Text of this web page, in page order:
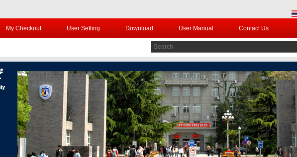
My Checkout User Setting Download User Manual Contact Us
1 2